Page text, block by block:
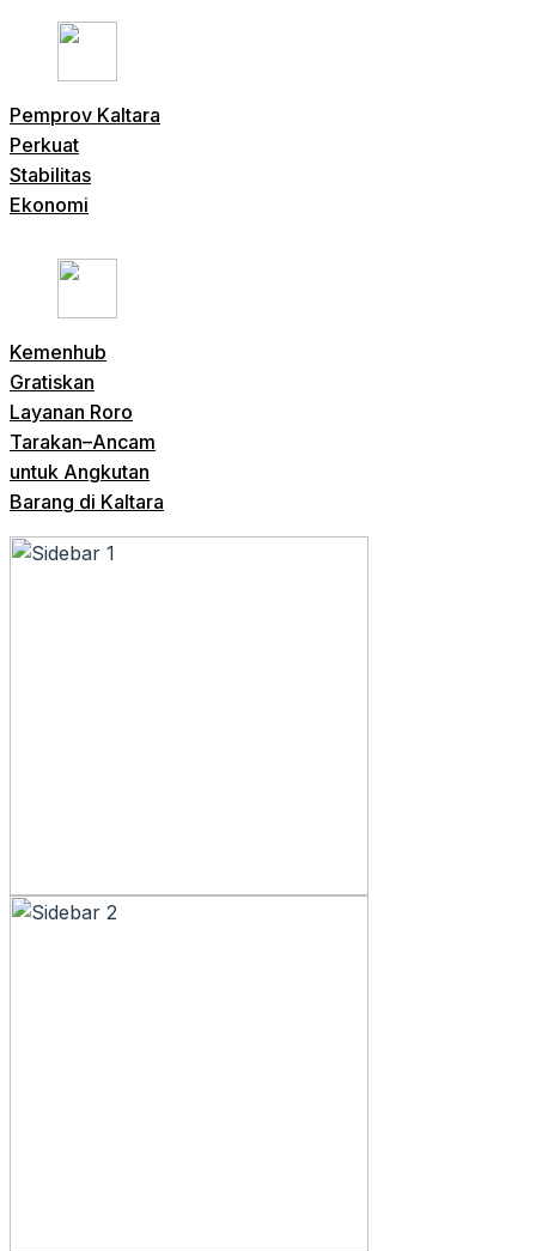
Pemprov Kaltara
Perkuat
Stabilitas
Ekonomi
Kemenhub
Gratiskan
Layanan Roro
Tarakan–Ancam
untuk Angkutan
Barang di Kaltara